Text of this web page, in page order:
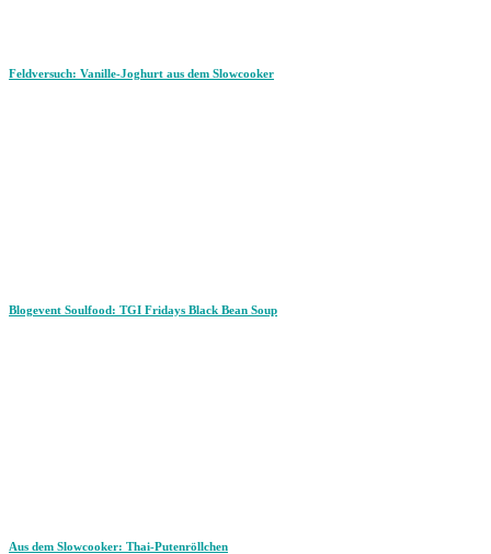
Feldversuch: Vanille-Joghurt aus dem Slowcooker
Blogevent Soulfood: TGI Fridays Black Bean Soup
Aus dem Slowcooker: Thai-Putenröllchen